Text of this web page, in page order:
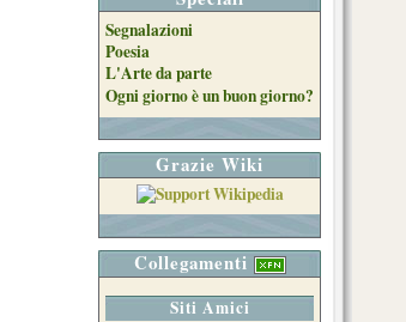
Segnalazioni
Poesia
L'Arte da parte
Ogni giorno è un buon giorno?
Grazie Wiki
Collegamenti
Siti Amici